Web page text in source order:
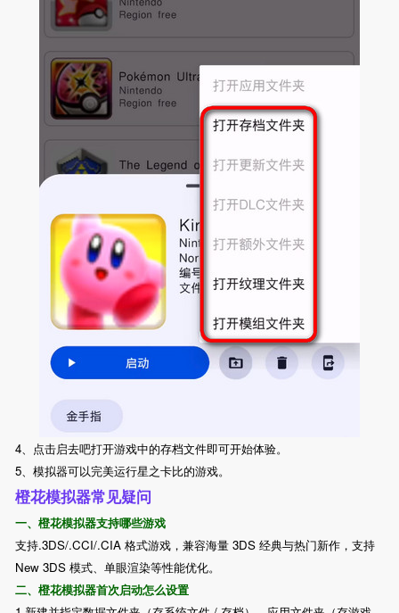
4、点击启去吧打开游戏中的存档文件即可开始体验。
5、模拟器可以完美运行星之卡比的游戏。
橙花模拟器常见疑问
一、橙花模拟器支持哪些游戏
支持.3DS/.CCI/.CIA 格式游戏，兼容海量 3DS 经典与热门新作，支持
New 3DS 模式、单眼渲染等性能优化。
二、橙花模拟器首次启动怎么设置